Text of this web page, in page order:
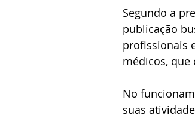
Segundo a
publicação
profissionais
médicos, que
No
suas